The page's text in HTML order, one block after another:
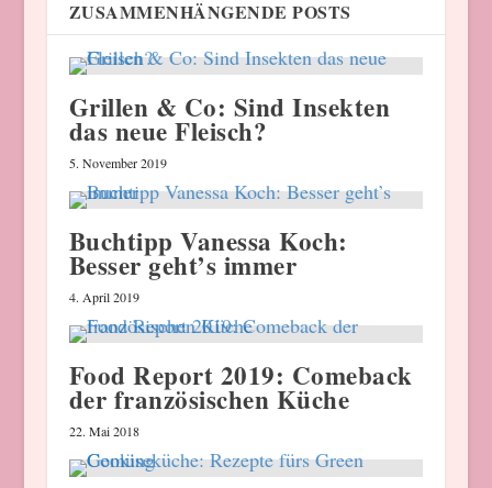
ZUSAMMENHÄNGENDE POSTS
Grillen & Co: Sind Insekten
das neue Fleisch?
5. November 2019
Buchtipp Vanessa Koch:
Besser geht’s immer
4. April 2019
Food Report 2019: Comeback
der französischen Küche
22. Mai 2018